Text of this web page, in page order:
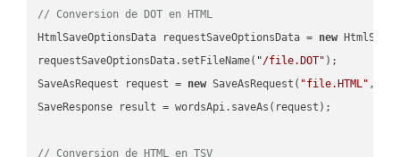
// Conversion de DOT en HTML
HtmlSaveOptionsData requestSaveOptionsData = new
requestSaveOptionsData.setFileName( "/file.DOT" );
SaveAsRequest request = new SaveAsRequest( "file.HTML"
SaveResponse result = wordsApi.saveAs(request);
// Conversion de HTML en TSV